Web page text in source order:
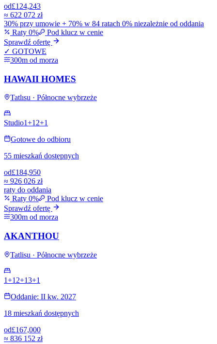
od£124,243
≈ 622 072 zł
30% przy umowie + 70% w 84 ratach 0% niezależnie od oddania
Raty 0%
Pod klucz w cenie
Sprawdź ofertę
✓ GOTOWE
300m od morza
HAWAII HOMES
Tatlısu · Północne wybrzeże
Studio1+1 2+1
Gotowe do odbioru
55 mieszkań dostępnych
od£184,950
≈ 926 026 zł
raty do oddania
Raty 0%
Pod klucz w cenie
Sprawdź ofertę
300m od morza
AKANTHOU
Tatlisu · Północne wybrzeże
1+1 2+13+1
Oddanie: II kw. 2027
18 mieszkań dostępnych
od£167,000
≈ 836 152 zł